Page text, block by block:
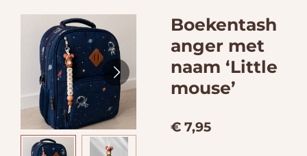
Boekentash
anger met
naam ‘Little
mouse’
€ 7,95